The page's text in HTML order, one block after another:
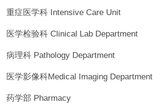
重症医学科 Intensive Care Unit
医学检验科 Clinical Lab Department
病理科 Pathology Department
医学影像科Medical Imaging Department
药学部 Pharmacy